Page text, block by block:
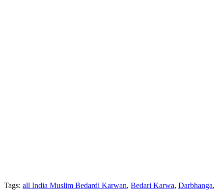
Tags: all India Muslim Bedardi Karwan, Bedari Karwa, Darbhanga,